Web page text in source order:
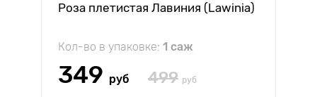
Роза плетистая Лавиния (Lawinia)
Кол-во в упаковке: 1 саж
349 руб 499 руб